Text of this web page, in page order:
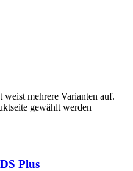
weist mehrere Varianten auf.
gewählt werden
Plus